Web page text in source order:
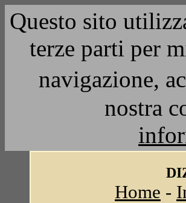
Questo sito
terze parti per
navigazione,
nostra
Home -